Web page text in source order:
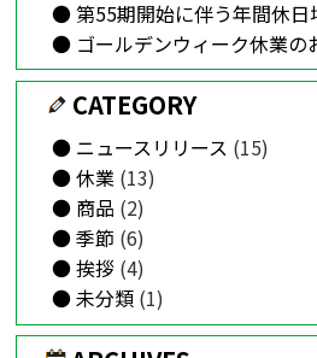
第55期開始に伴う年間休日
ゴールデンウィーク休業の
CATEGORY
ニュースリリース (15)
休業(13)
商品 (2)
季節 (6)
挨拶(4)
未分類(1)